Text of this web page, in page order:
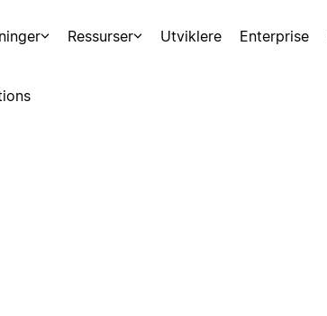
Ressurser Utviklere Enterprise